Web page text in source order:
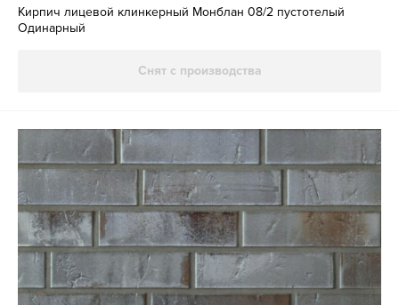
Кирпич лицевой клинкерный Монблан 08/2 пустотелый
Одинарный
Снят с производства